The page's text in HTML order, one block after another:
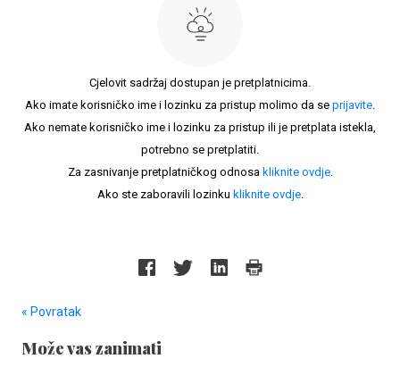
Cjelovit sadržaj dostupan je pretplatnicima.
Ako imate korisničko ime i lozinku za pristup molimo da se prijavite.
Ako nemate korisničko ime i lozinku za pristup ili je pretplata istekla,
potrebno se pretplatiti.
Za zasnivanje pretplatničkog odnosa kliknite ovdje.
Ako ste zaboravili lozinku kliknite ovdje.
« Povratak
Može vas zanimati